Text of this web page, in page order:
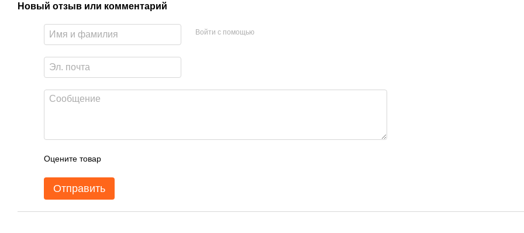
Новый отзыв или комментарий
Войти с помощью
Оцените товар
Отправить